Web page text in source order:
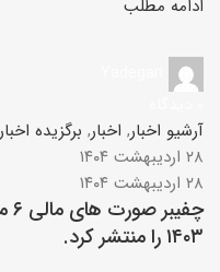
ادامه مطلب
آرشیو اخبار, اخبار, برگزیده
۲۸ اردیبهشت ۱۴۰۴
۲۸ اردیبهشت ۱۴۰۴
۱۴۰۳ را منتشر کرد.